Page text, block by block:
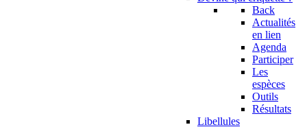
Back
Actualités
en lien
Agenda
Participer
Les
espèces
Outils
Résultats
Libellules